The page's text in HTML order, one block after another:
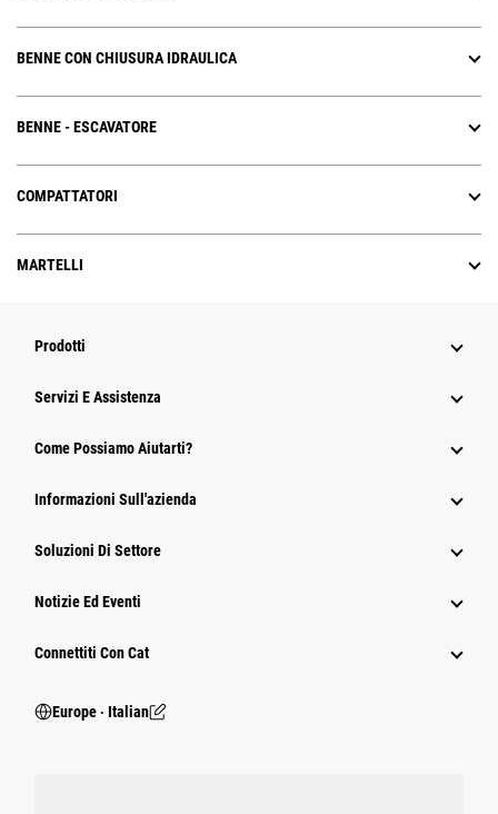
BENNE CON CHIUSURA IDRAULICA
BENNE - ESCAVATORE
COMPATTATORI
MARTELLI
Prodotti
Servizi E Assistenza
Come Possiamo Aiutarti?
Informazioni Sull'azienda
Soluzioni Di Settore
Notizie Ed Eventi
Connettiti Con Cat
Europe ‧ Italian